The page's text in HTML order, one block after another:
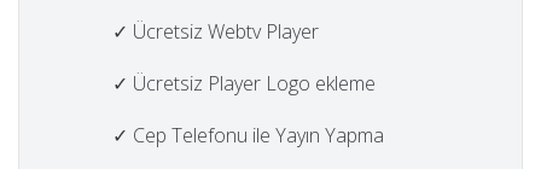
✓ Ücretsiz Webtv Player
✓ Ücretsiz Player Logo ekleme
✓ Cep Telefonu ile Yayın Yapma